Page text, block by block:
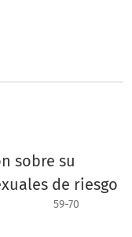
sobre su
de riesgo
59-70